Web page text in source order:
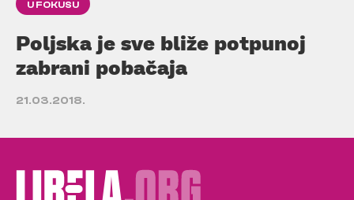
U FOKUSU
Poljska je sve bliže potpunoj
zabrani pobačaja
21.03.2018.